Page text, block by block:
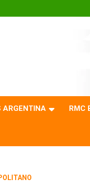
del
ARGENTINA RMC